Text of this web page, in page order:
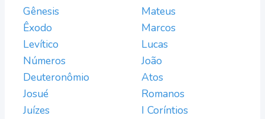
Gênesis
Êxodo
Levítico
Números
Deuteronômio
Josué
Juízes
Mateus
Marcos
Lucas
João
Atos
Romanos
I Coríntios